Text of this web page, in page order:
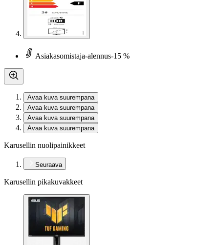
Asiakasomistaja-alennus-15 %
Avaa kuva suurempana
Avaa kuva suurempana
Avaa kuva suurempana
Avaa kuva suurempana
Karusellin nuolipainikkeet
Seuraava
Karusellin pikakuvakkeet